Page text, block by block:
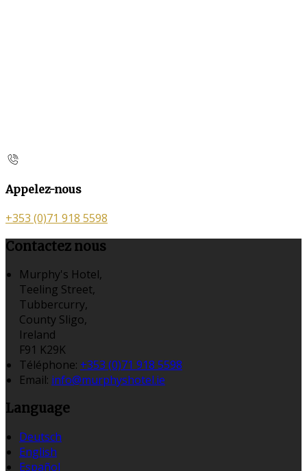
Appelez-nous
+353 (0)71 918 5598
Contactez nous
Murphy's Hotel,
Teeling Street,
Tubbercurry,
County Sligo,
Ireland
F91 K29K
Téléphone: +353 (0)71 918 5598
Email: info@murphyshotel.ie
Language
Deutsch
English
Español